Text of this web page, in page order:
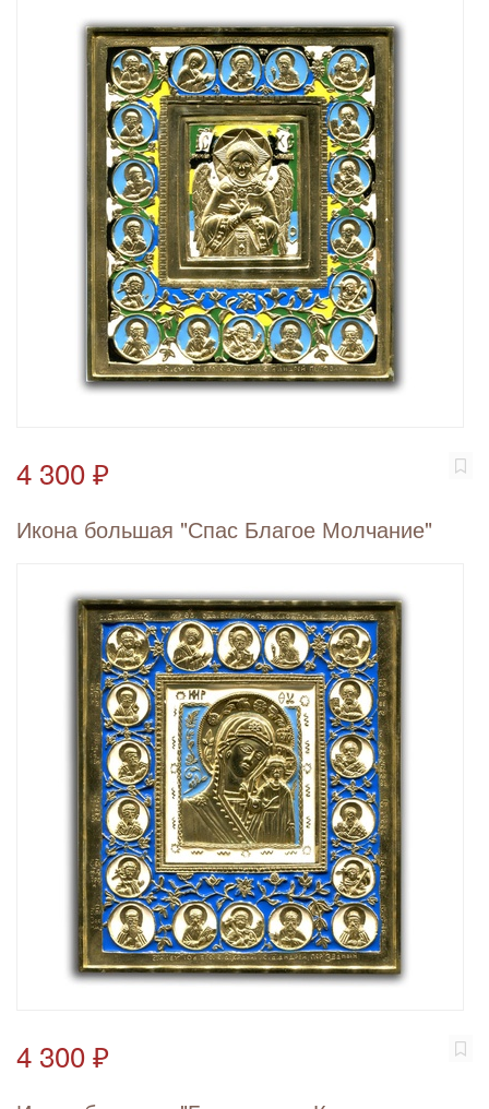
4 300 ₽
Икона большая "Спас Благое Молчание"
4 300 ₽